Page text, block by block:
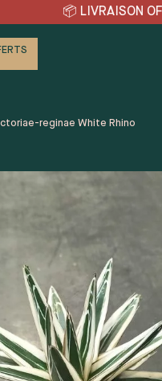
en
reginae White Rhino